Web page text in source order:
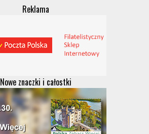
Reklama
Nowe znaczki i całostki